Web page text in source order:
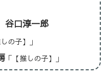
谷口淳一郎
の子】」
「【推しの子】」